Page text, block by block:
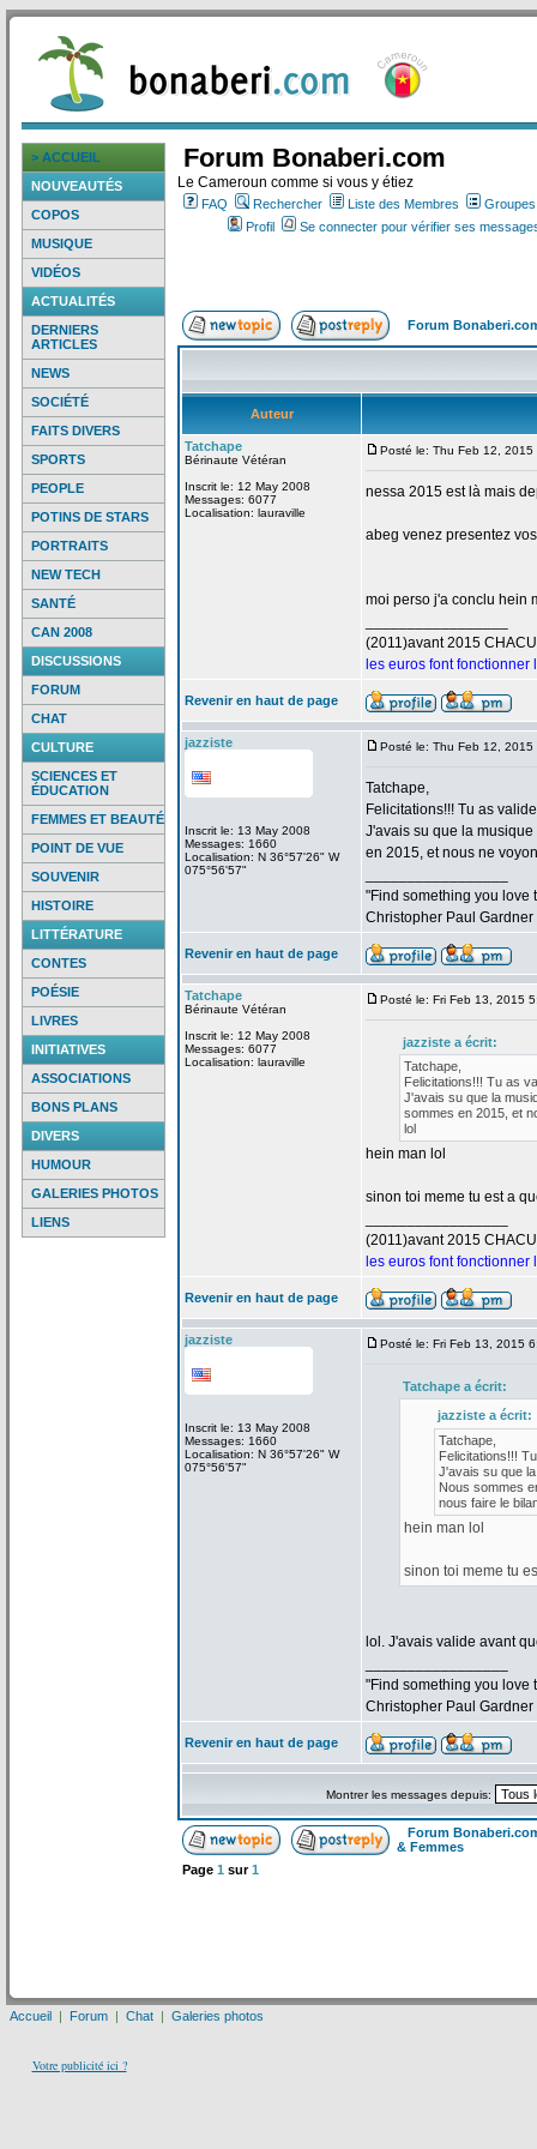
> ACCUEIL
NOUVEAUTÉS
COPOS
MUSIQUE
VIDÉOS
ACTUALITÉS
DERNIERS
ARTICLES
NEWS
SOCIÉTÉ
FAITS DIVERS
SPORTS
PEOPLE
POTINS DE STARS
PORTRAITS
NEW TECH
SANTÉ
CAN 2008
DISCUSSIONS
FORUM
CHAT
CULTURE
SCIENCES ET
ÉDUCATION
FEMMES ET BEAUTÉ
POINT DE VUE
SOUVENIR
HISTOIRE
LITTÉRATURE
CONTES
POÉSIE
LIVRES
INITIATIVES
ASSOCIATIONS
BONS PLANS
DIVERS
HUMOUR
GALERIES PHOTOS
LIENS
Forum Bonaberi.com
Le Cameroun comme si vous y étiez
FAQ Rechercher Liste des Membres
Profil
Se connecter pour vérifier ses
Forum
Auteur
Tatchape
Bérinaute Vétéran
Inscrit le: 12 May 2008
Messages: 6077
Localisation: lauraville
Posté le: Thu Feb 12, 2015
nessa 2015 est là mais
abeg venez presentez
moi perso j'a conclu hein
(2011)avant 2015
les euros font fonctionner
Revenir en haut de page
jazziste
Inscrit le: 13 May 2008
Messages: 1660
Localisation: N 36°57'26" W
075°56'57"
Posté le: Thu Feb 12, 2015
Tatchape,
Felicitations!!! Tu as
J'avais su que la musique
en 2015, et nous ne
"Find something you love
Christopher Paul Gardner
Revenir en haut de page
Tatchape
Bérinaute Vétéran
Inscrit le: 12 May 2008
Messages: 6077
Localisation: lauraville
Posté le: Fri Feb 13, 2015
jazziste a écrit:
Tatchape,
Felicitations!!! Tu as
J'avais su que la
sommes en 2015, et
lol
hein man lol
sinon toi meme tu est a
(2011)avant 2015
les euros font fonctionner
Revenir en haut de page
jazziste
Inscrit le: 13 May 2008
Messages: 1660
Localisation: N 36°57'26" W
075°56'57"
Posté le: Fri Feb 13, 2015
Tatchape a écrit:
jazziste aécrit:
Tatchape,
Felicitations!!!
J'avais su que la
Nous sommes
nous faire le
hein man lol
sinon toi meme tu
lol. J'avais valide avant
"Find something you love
Christopher Paul Gardner
Revenir en haut de page
Montrer les messages depuis:
Forum
& Femmes
Page 1 sur1
Accueil | Forum | Chat | Galeries photos
Votre publicité ici ?